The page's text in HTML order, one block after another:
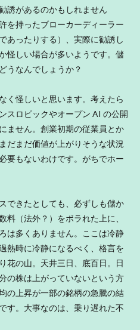
誘があるのかもしれません
を持ったブローカーディーラー
あったりする）、実際に勧誘し
怪しい場合が多いようです。儲
うなんでしょうか？
く怪しいと思います。考えたら
スロピックやオープン AI の公開
ません。創業初期の従業員とか
だまだ価値が上がりそうな状況
要もないわけです。がちでホー
できたとしても、必ずしも儲か
料（法外？）をボラれた上に、
は多くありません。ここは冷静
熱時に冷静になるべく、格言を
花の山。天井三日、底百日。日
の株は上がっていないという方
の上昇が一部の銘柄の急騰の結
す。大事なのは、乗り遅れた不